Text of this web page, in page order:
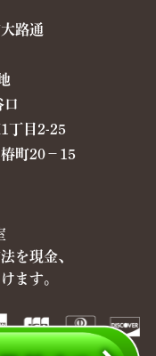
路通
口
丁目2-25
椿町20−15
を現金、
ます。